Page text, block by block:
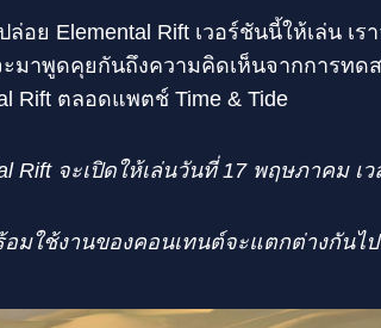
ล่อย Elemental Rift เวอร์ชันนี้ให้เล่น
ะมาพูดคุยกันถึงความคิดเห็นจากการท
Rift ตลอดแพตช์ Time & Tide
Rift จะเปิดให้เล่นวันที่ 17 พฤษภาคม เ
อมใช้งานของคอนเทนต์จะแตกต่างกันไ